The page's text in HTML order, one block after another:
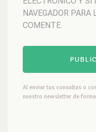
NAVEGADOR
COMENTE.
Al enviar tus consultas o
nuestro newsletter de